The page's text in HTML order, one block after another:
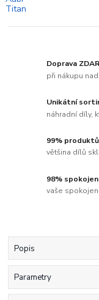
Doprava
při nákupu
Unikátní
náhradní díly,
99%
většina dílů
98%
vaše
Popis
Parametry